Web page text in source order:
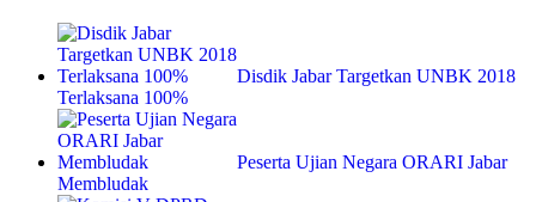
Disdik Jabar Targetkan UNBK 2018
Terlaksana 100%
Peserta Ujian Negara ORARI Jabar
Membludak